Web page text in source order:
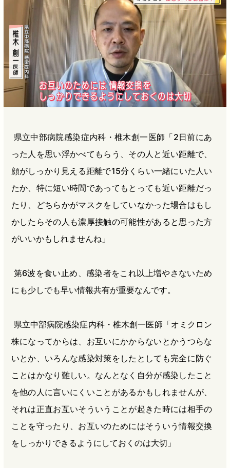
県立中部病院感染症内科・椎木創一医師「2日前にあ
った人を思い浮かべてもらう、その人と近い距離で、
顔がしっかり見える距離で15分くらい一緒にいた人い
たか、特に短い時間であってもとっても近い距離だっ
たり、どちらかがマスクをしていなかった場合はもし
かしたらその人も濃厚接触の可能性があると思った方
がいいかもしれませんね」
第6波を食い止め、感染者をこれ以上増やさないため
にも少しでも早い情報共有が重要なんです。
県立中部病院感染症内科・椎木創一医師「オミクロン
株になってからは、お互いにかからないとかうつらな
いとか、いろんな感染対策をしたとしても完全に防ぐ
ことはかなり難しい。なんとなく自分が感染したこと
を他の人に言いにくいことがあるかもしれませんが、
それは正直お互いそういうことが起きた時には相手の
ことを守ったり、お互いのためにはそういう情報交換
をしっかりできるようにしておくのは大切」